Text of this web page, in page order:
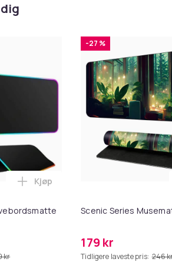
kr
Legg Gaming LED RGB
Kjøp
-27 %
Scenic Series
179 kr
Tidligere laveste pris: 246